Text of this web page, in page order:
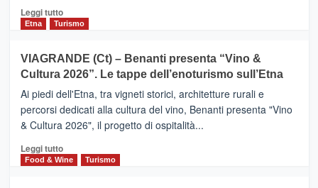
dati
di
Anche
la
Alcantara
nei
primi
nella
classifica
Leggi tuttoLeggi
di
IL
SAN
DOMENICO
PALACE
TAORMINA,
UN
HOTEL
FOUR
Etna Turismo
VIAGRANDE (Ct) – Benanti presenta “Vino &
Cultura 2026”. Le tappe dell’enoturismo sull’Etna
Ai piedi dell'Etna, tra vigneti storici, architetture rurali e
percorsi dedicati alla cultura del vino, Benanti presenta "Vino
& Cultura 2026", il progetto di ospitalità...
Leggi tuttoLeggi
di
Food & Wine Turismo